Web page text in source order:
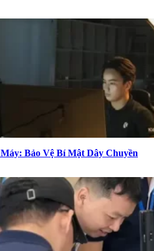
Bảo Vệ Bí Mật Dây Chuyền